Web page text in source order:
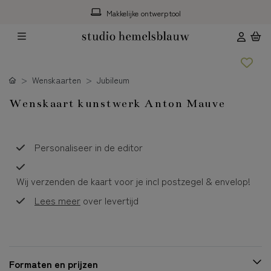
Makkelijke ontwerptool
Wenskaarten Jubileum
Wenskaart kunstwerk Anton Mauve
Personaliseer in de editor
Wij verzenden de kaart voor je incl postzegel & envelop!
Lees meer over levertijd
Formaten en prijzen